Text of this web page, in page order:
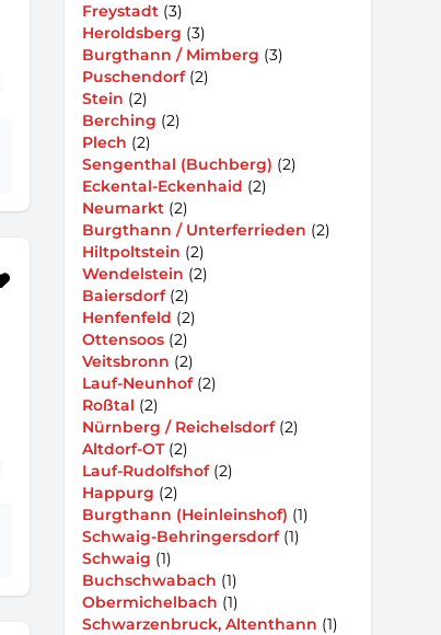
Freystadt (3)
Heroldsberg (3)
Burgthann / Mimberg (3)
Puschendorf(2)
Stein (2)
Berching (2)
Plech (2)
Sengenthal (Buchberg) (2)
Eckental-Eckenhaid (2)
Neumarkt (2)
Burgthann / Unterferrieden (2)
Hiltpoltstein (2)
Wendelstein (2)
Baiersdorf(2)
Henfenfeld (2)
Ottensoos (2)
Veitsbronn (2)
Lauf-Neunhof(2)
Roßtal (2)
Nürnberg / Reichelsdorf(2)
Altdorf-OT(2)
Lauf-Rudolfshof(2)
Happurg (2)
Burgthann (Heinleinshof) (1)
Schwaig-Behringersdorf(1)
Schwaig (1)
Buchschwabach (1)
Obermichelbach (1)
Schwarzenbruck, Altenthann (1)